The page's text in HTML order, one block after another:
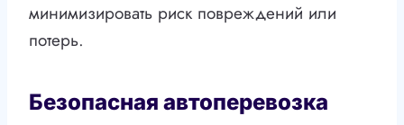
минимизировать риск повреждений или
потерь.
Безопасная автоперевозка